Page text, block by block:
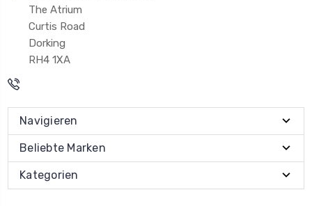
The Atrium
Curtis Road
Dorking
RH4 1XA
Navigieren
Beliebte Marken
Kategorien